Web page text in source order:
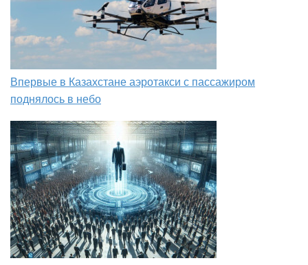
Впервые в Казахстане аэротакси с пассажиром
поднялось в небо